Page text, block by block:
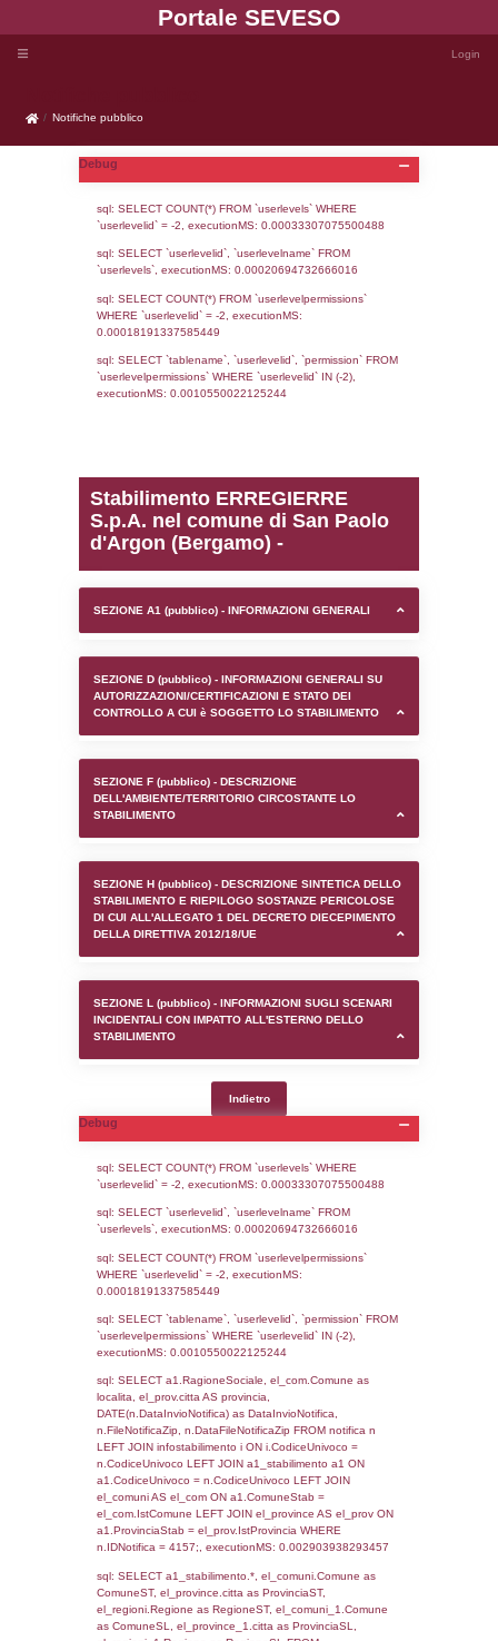
Portale
Notifiche pubblico
Notifiche pubblico
Debug
sql: SELECT COUNT(*) FROM `userlevels`
sql: SELECT `userlevelid`, `userlevelname`
0.00018191337585449
sql: SELECT `tablename`, `userlevelid`,
executionMS: 0.0010550022125244
Stabilimento
S.p.A. nel comune di
d'Argon (Bergamo) -
SEZIONE A1 (pubblico) - INFORMAZIONI
SEZIONE D (pubblico) - INFORMAZIONI
CONTROLLO A CUI è SOGGETTO LO
DELL'AMBIENTE/TERRITORIO
STABILIMENTO
SEZIONE H (pubblico) - DESCRIZIONE
STABILIMENTO E RIEPILOGO SOSTANZE
DI CUI ALL'ALLEGATO 1 DEL DECRETO
DELLA DIRETTIVA 2012/18/UE
SEZIONE L (pubblico) - INFORMAZIONI
INCIDENTALI CON IMPATTO
STABILIMENTO